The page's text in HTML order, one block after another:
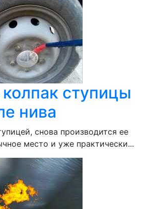
колпак ступицы
нива
снова производится ее
место и уже практически...